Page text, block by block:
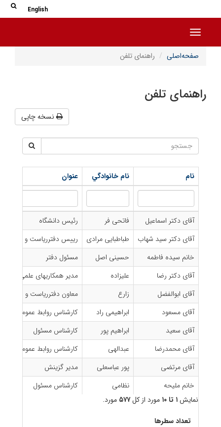
English
Toggle navigation
صفحه‌اصلی راهنمای تلفن
راهنمای تلفن
نسخه چاپی
عنوان نام خانوادگي نام
رئيس دانشگاه فاتحی فر
آقای دکتر اسماعیل
رييس دفتررياست و روابط
طباطبایی مرادی
آقای دکتر سید شهاب
مسئول دفتر
حسینی اصل
خانم سیده فاطمه
مدیر همکاریهای علمی بین
علیزاده
آقای دکتر رضا
معاون دفتررياست و روابط
زارع
آقای ابوالفضل
کارشناس روابط عمومی
ابراهیمی راد
آقای مسعود
کارشناس مسئول
ابراهیم پور
آقای سعید
کارشناس روابط عمومی
عبدالهی
آقای محمدرضا
مدیر گزینش
پور عباسعلی
آقای مرتضی
کارشناس مسئول
نظامی
خانم ملیحه
نمایش۱ تا ۱۰ مورد از کل۵۷۷ مورد.
تعداد سطرها